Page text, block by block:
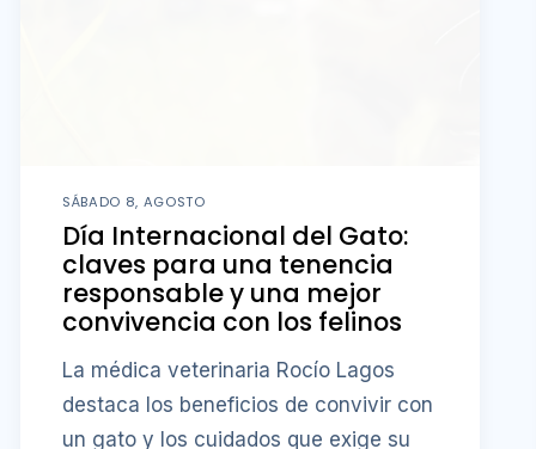
SÁBADO 8, AGOSTO
Día Internacional del Gato:
claves para una tenencia
responsable y una mejor
convivencia con los felinos
La médica veterinaria Rocío Lagos
destaca los beneficios de convivir con
un gato y los cuidados que exige su